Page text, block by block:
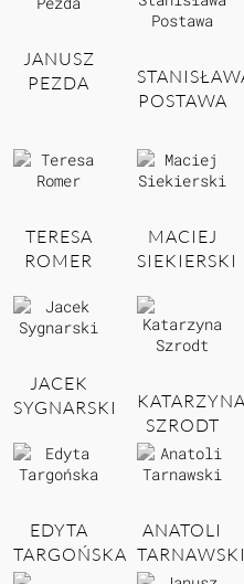
JANUSZ
PEZDA
POSTAWA
TERESA
ROMER
MACIEJ
SIEKIERSKI
JACEK
SYGNARSKI
SZRODT
EDYTA
TARGOŃSKA
ANATOLI